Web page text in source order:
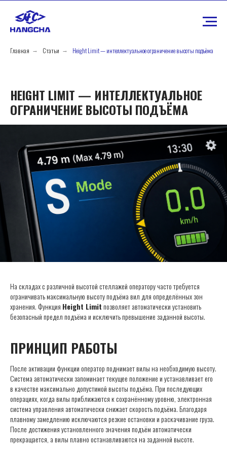
Главная → Статьи → Height Limit — интеллектуальное ограничение высоты подъёма
HEIGHT LIMIT — ИНТЕЛЛЕКТУАЛЬНОЕ
ОГРАНИЧЕНИЕ ВЫСОТЫ ПОДЪЁМА
На складах с различной высотой стеллажей оператору часто требуется
ограничивать максимальную высоту подъёма вил для определённых зон
хранения. Функция Height Limitпозволяет автоматически установить
безопасный предел подъёма и исключить превышение заданной высоты.
ПРИНЦИП РАБОТЫ
После активации функции оператор поднимает вилы на необходимую высоту.
Система автоматически запоминает текущее положение и устанавливает его
в качестве максимально допустимой высоты подъёма. При последующих
операциях, когда вилы приближаются к сохранённому уровню, электронная
система управления автоматически снижает скорость подъёма. Благодаря
плавному замедлению исключаются резкие остановки и раскачивание груза.
После достижения установленного значения подъём автоматически
прекращается, а вилы плавно останавливаются на заданной высоте.